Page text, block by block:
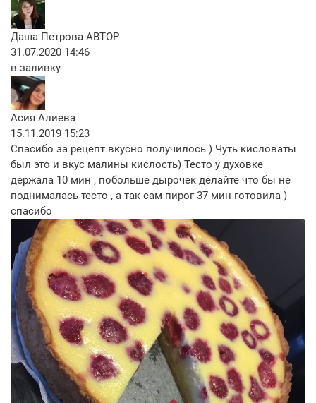
Даша Петрова АВТОР
31.07.2020 14:46
в заливку
Асия Алиева
15.11.2019 15:23
Спасибо за рецепт вкусно получилось ) Чуть кисловаты
был это и вкус малины кислость) Тесто у духовке
держала 10 мин , побольше дырочек делайте что бы не
поднималась тесто , а так сам пирог 37 мин готовила )
спасибо